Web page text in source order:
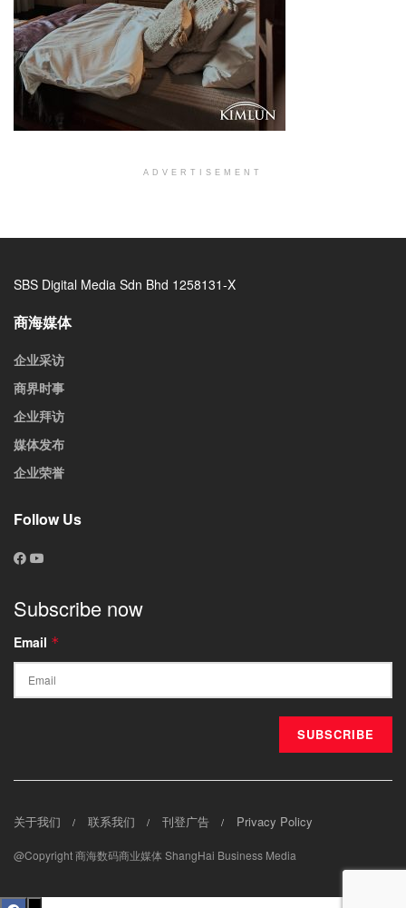
ADVERTISEMENT
SBS Digital Media Sdn Bhd 1258131-X
商海媒体
企业采访
商界时事
企业拜访
媒体发布
企业荣誉
Follow Us
Subscribe now
Email *
关于我们 联系我们 刊登广告 Privacy Policy
@Copyright 商海数码商业媒体 ShangHai Business Media